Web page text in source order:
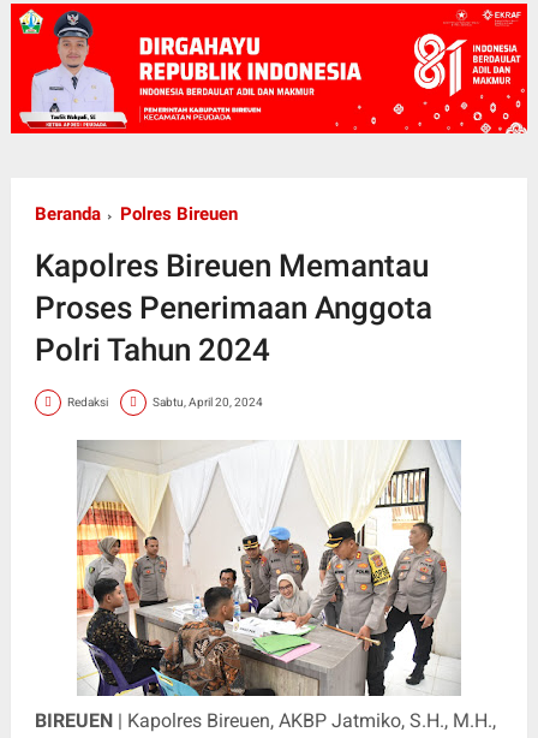
Beranda Polres Bireuen
Kapolres Bireuen Memantau
Proses Penerimaan Anggota
Polri Tahun 2024
Redaksi Sabtu, April 20, 2024
BIREUEN| Kapolres Bireuen, AKBP Jatmiko, S.H., M.H.,